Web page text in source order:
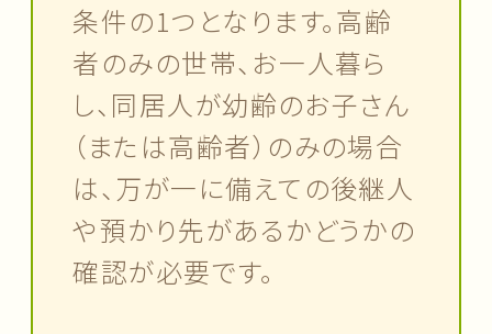
条件の1つとなります。高齢
者のみの世帯、お一人暮ら
し、同居人が幼齢のお子さん
（または高齢者）のみの場合
は、万が一に備えての後継人
や預かり先があるかどうかの
確認が必要です。